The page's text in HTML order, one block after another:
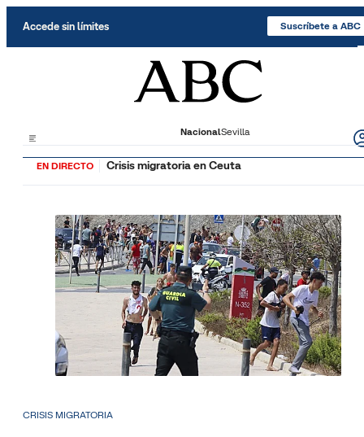
Accede sin límites Suscríbete a ABC
NacionalSevilla
EN DIRECTO Crisis migratoria en Ceuta
CRISIS MIGRATORIA